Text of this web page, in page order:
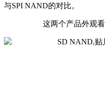
与SPI NAND的对比。
这两个产品外观